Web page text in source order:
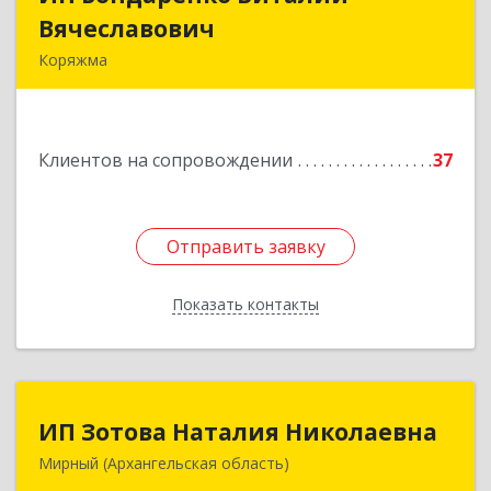
Вячеславович
Коряжма
Клиентов на сопровождении 37
Отправить заявку
Показать контакты
Подробнее
Отправить заявку
Назад
ИП Зотова Наталия Николаевна
Мирный (Архангельская область)
164170, г.Мирный, Архангельской обл.,